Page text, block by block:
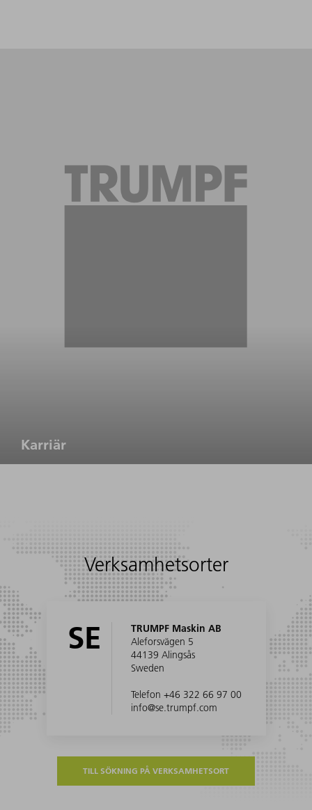
Karriär
Verksamhetsorter
SE
TRUMPF Maskin AB
Aleforsvägen 5
44139 Alingsås
Sweden
Telefon +46 322 66 97 00
info@se.trumpf.com
TILL SÖKNING PÅ VERKSAMHETSORT